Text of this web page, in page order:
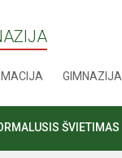
GIMNAZIJA
ŠVIETIMAS